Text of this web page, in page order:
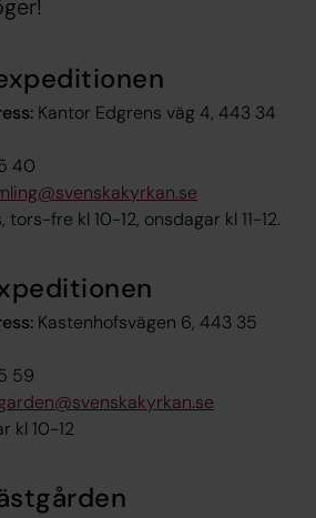
Kantor Edgrens väg 4, 443 34
40
tors-fre kl 10-12, onsdagar kl 11-12.
Kastenhofsvägen 6, 443 35
59
kl 10-12